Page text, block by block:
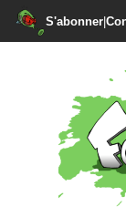
S'abonner|